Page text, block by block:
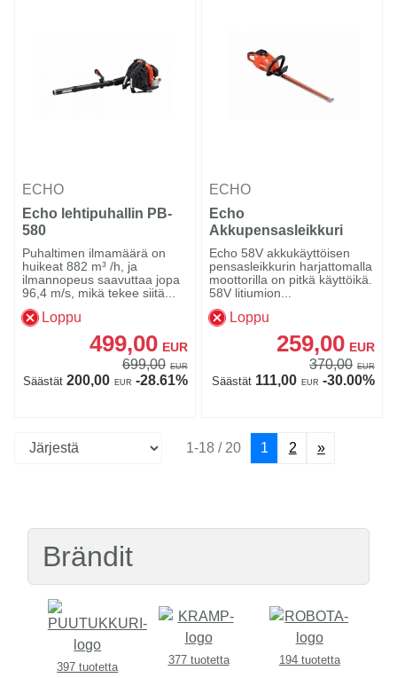
ECHO
Echo lehtipuhallin PB-
580
Puhaltimen ilmamäärä on
huikeat 882 m³ /h, ja
ilmannopeus saavuttaa jopa
96,4 m/s, mikä tekee siitä...
Loppu
499,00 EUR
699,00 EUR
Säästät200,00 EUR -28.61%
ECHO
Echo
Akkupensasleikkuri
ECHT-58V2AHEUC
Echo 58V akkukäyttöisen
pensasleikkurin harjattomalla
moottorilla on pitkä käyttöikä.
58V litiumion...
Loppu
259,00 EUR
370,00 EUR
Säästät111,00 EUR -30.00%
1-18 / 20 1 2 »
Brändit
397 tuotetta
377 tuotetta 194 tuotetta